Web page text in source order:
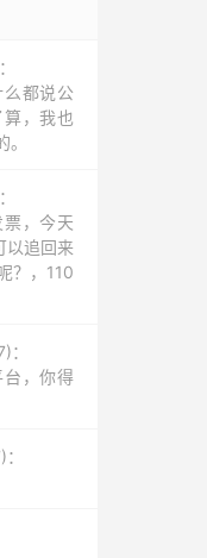
都说公
，我也
，今天
以追回来
？，110
，你得